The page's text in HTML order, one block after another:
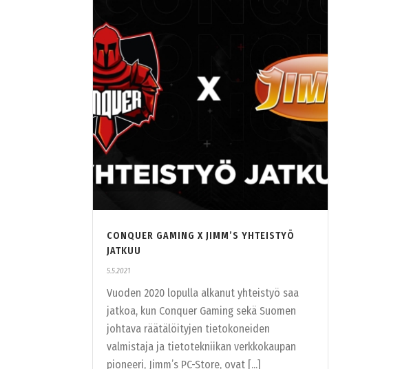
CONQUER GAMING X JIMM’S YHTEISTYÖ
JATKUU
5.5.2021
Vuoden 2020 lopulla alkanut yhteistyö saa
jatkoa, kun Conquer Gaming sekä Suomen
johtava räätälöityjen tietokoneiden
valmistaja ja tietotekniikan verkkokaupan
pioneeri, Jimm’s PC-Store, ovat [...]